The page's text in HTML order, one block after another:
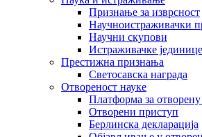
Признање за изврсност
Научноистраживачки
Научни скупови
Истраживачке
Престижна признања
Светосавска награда
Отвореност науке
Платформа за
Отворени приступ
Берлинска декларација